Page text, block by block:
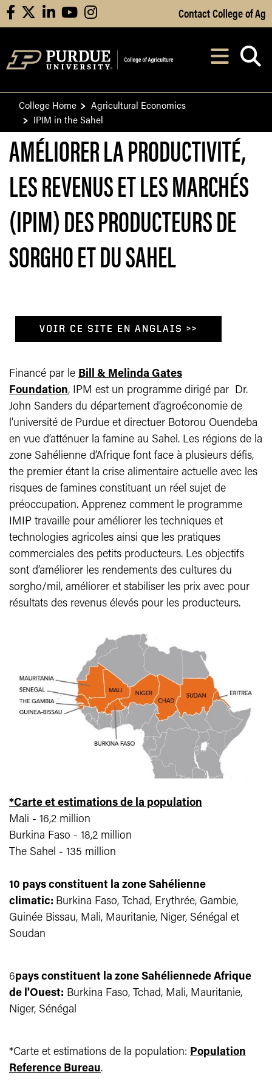
Skip to Main Content
facebooklinkedinyoutubeinstagram Contact College of Ag
After opening,
College Home
Agricultural Economics
IPIM in the Sahel
AMÉLIORER LA PRODUCTIVITÉ,
LES REVENUS ET LES MARCHÉS
(IPIM) DES PRODUCTEURS DE
SORGHO ET DU SAHEL
VOIR CE SITE EN ANGLAIS >>
Financé par le Bill & Melinda Gates
Foundation, IPM est un programme dirigé par Dr.
John Sanders du département d’agroéconomie de
l’université de Purdue et directuer Botorou Ouendeba
en vue d’atténuer la famine au Sahel. Les régions de la
zone Sahélienne d’Afrique font face à plusieurs défis,
the premier étant la crise alimentaire actuelle avec les
risques de famines constituant un réel sujet de
préoccupation. Apprenez comment le programme
IMIP travaille pour améliorer les techniques et
technologies agricoles ainsi que les pratiques
commerciales des petits producteurs. Les objectifs
sont d’améliorer les rendements des cultures du
sorgho/mil, améliorer et stabiliser les prix avec pour
résultats des revenus élevés pour les producteurs.
*Carte et estimations de la population
Mali - 16,2 million
Burkina Faso - 18,2 million
The Sahel - 135 million
10 pays constituent la zone Sahélienne
climatic: Burkina Faso, Tchad, Erythrée, Gambie,
Guinée Bissau, Mali, Mauritanie, Niger, Sénégal et
Soudan
6pays constituent la zone Sahéliennede Afrique
de l'Ouest: Burkina Faso, Tchad, Mali, Mauritanie,
Niger, Sénégal
*Carte et estimations de la population: Population
Reference Bureau.